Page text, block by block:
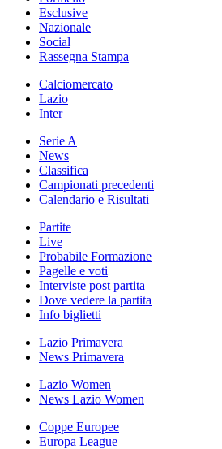
Esclusive
Nazionale
Social
Rassegna Stampa
Calciomercato
Lazio
Inter
Serie A
News
Classifica
Campionati precedenti
Calendario e Risultati
Partite
Live
Probabile Formazione
Pagelle e voti
Interviste post partita
Dove vedere la partita
Info biglietti
Lazio Primavera
News Primavera
Lazio Women
News Lazio Women
Coppe Europee
Europa League